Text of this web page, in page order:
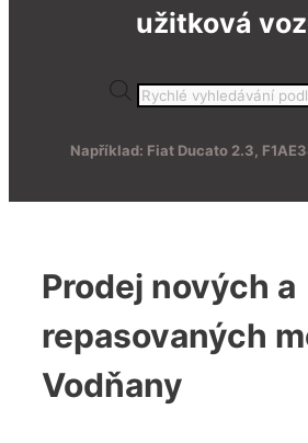
užitková
Products
Například: Fiat Ducato 2.3,
Prodej nových a
repasovaných
Vodňany